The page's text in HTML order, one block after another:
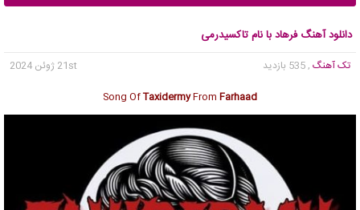
دانلود آهنگ فرهاد با نام تاکسیدرمی
تک آهنگ , 535 بازدید
21st ژوئن 2024
Song OfTaxidermyFrom Farhaad